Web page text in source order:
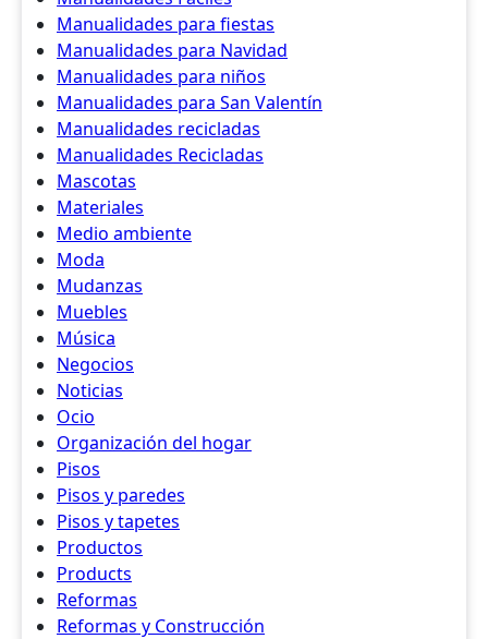
Manualidades para fiestas
Manualidades para Navidad
Manualidades para niños
Manualidades para San Valentín
Manualidades recicladas
Manualidades Recicladas
Mascotas
Materiales
Medio ambiente
Moda
Mudanzas
Muebles
Música
Negocios
Noticias
Ocio
Organización del hogar
Pisos
Pisos y paredes
Pisos y tapetes
Productos
Products
Reformas
Reformas y Construcción